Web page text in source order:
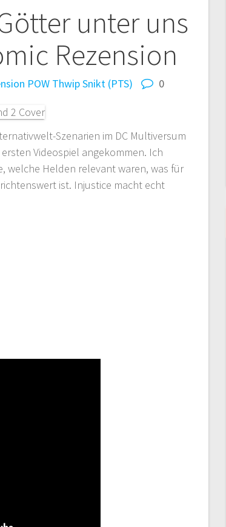
unter uns
Rezension
POW Thwip Snikt (PTS) 0
Szenarien im DC Multiversum
Videospiel angekommen. Ich
welche Helden relevant waren, was für
ist. Injustice macht echt